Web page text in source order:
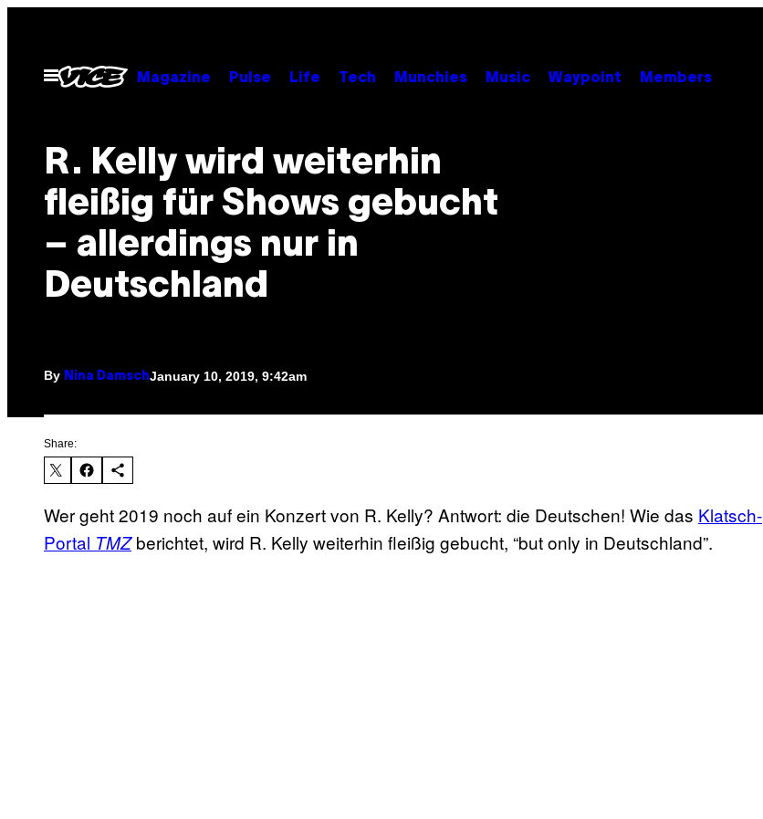
contentOpen
Menu
Magazine Pulse Life Tech Munchies Music Waypoint Members
R. Kelly wird weiterhin
fleißig für Shows gebucht
– allerdings nur in
Deutschland
By Nina DamschJanuary 10, 2019, 9:42am
Share:
Wer geht 2019 noch auf ein Konzert von R. Kelly? Antwort: die Deutschen! Wie das Klatsch-
Portal TMZberichtet, wird R. Kelly weiterhin fleißig gebucht, “but only in Deutschland”.